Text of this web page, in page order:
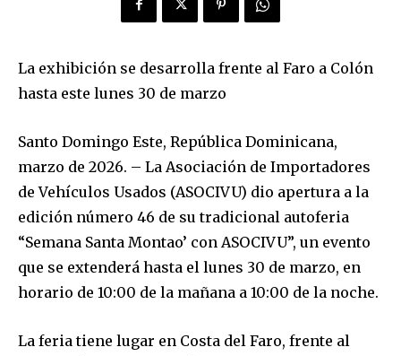
La exhibición se desarrolla frente al Faro a Colón
hasta este lunes 30 de marzo
Santo Domingo Este, República Dominicana,
marzo de 2026. – La Asociación de Importadores
de Vehículos Usados (ASOCIVU) dio apertura a la
edición número 46 de su tradicional autoferia
“Semana Santa Montao’ con ASOCIVU”, un evento
que se extenderá hasta el lunes 30 de marzo, en
horario de 10:00 de la mañana a 10:00 de la noche.
La feria tiene lugar en Costa del Faro, frente al